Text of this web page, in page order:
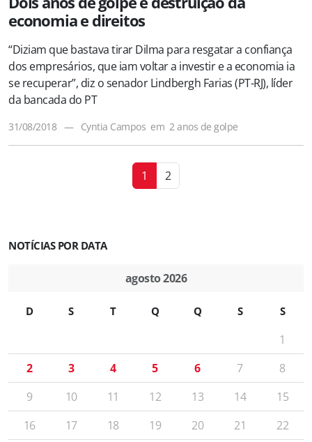
economia e direitos
“Diziam que bastava tirar Dilma para resgatar a confiança
dos empresários, que iam voltar a investir e a economia ia
se recuperar”, diz o senador Lindbergh Farias (PT-RJ), líder
da bancada do PT
31/08/2018 — Cyntia Campos em 2 anos de golpe
1 2
NOTÍCIAS POR DATA
agosto 2026
D S T Q Q S S
1
2
3 4 5 6 7
8
9
10 11 12 13 14
15
16
17 18 19 20 21
22